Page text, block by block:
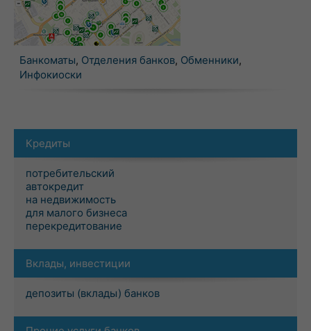
Банкоматы, Отделения банков, Обменники,
Инфокиоски
Кредиты
потребительский
автокредит
на недвижимость
для малого бизнеса
перекредитование
Вклады, инвестиции
депозиты (вклады) банков